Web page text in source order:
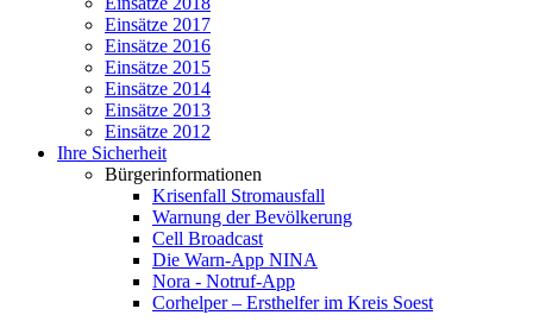
Einsätze 2017
Einsätze 2016
Einsätze 2015
Einsätze 2014
Einsätze 2013
Einsätze 2012
Ihre Sicherheit
Bürgerinformationen
Krisenfall Stromausfall
Warnung der Bevölkerung
Cell Broadcast
Die Warn-App NINA
Nora - Notruf-App
Corhelper – Ersthelfer im Kreis Soest